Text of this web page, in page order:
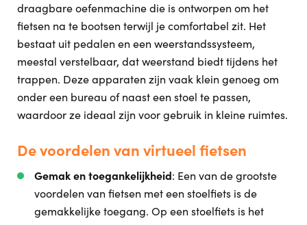
draagbare oefenmachine die is ontworpen om het
fietsen na te bootsen terwijl je comfortabel zit. Het
bestaat uit pedalen en een weerstandssysteem,
meestal verstelbaar, dat weerstand biedt tijdens het
trappen. Deze apparaten zijn vaak klein genoeg om
onder een bureau of naast een stoel te passen,
waardoor ze ideaal zijn voor gebruik in kleine ruimtes.
De voordelen van virtueel fietsen
Gemak en toegankelijkheid: Een van de grootste
voordelen van fietsen met een stoelfiets is de
gemakkelijke toegang. Op een stoelfiets is het